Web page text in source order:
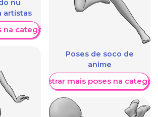
nu
artistas
categoria
Poses de soco de
anime
Mostrar mais poses na